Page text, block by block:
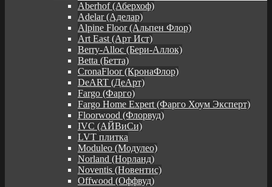
Aberhof (Аберхоф)
Adelar (Аделар)
Alpine Floor (Альпен Флор)
Art East (Арт Ист)
Berry-Alloc (Бери-Аллок)
Betta (Бетта)
CronaFloor (КронаФлор)
DeART (ДеАрт)
Fargo (Фарго)
Fargo Home Expert (Фарго Хоум Эксперт)
Floorwood (Флорвуд)
IVC (АЙВиСи)
LVT плитка
Moduleo (Модулео)
Norland (Норланд)
Noventis (Новентис)
Offwood (Оффвуд)